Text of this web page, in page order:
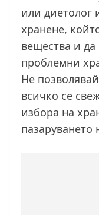
или диетолог
хранене,
вещества и
проблемни
Не
всичко се
избора на
пазаруването